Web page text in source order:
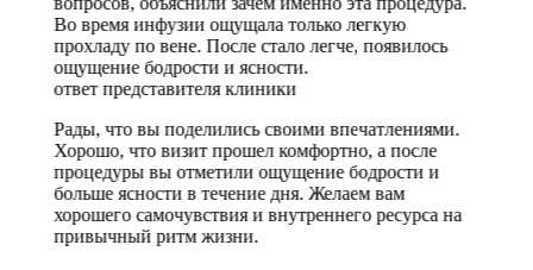
Во время инфузии ощущала только легкую
прохладу по вене. После стало легче, появилось
ощущение бодрости и ясности.
ответ представителя клиники
Рады, что вы поделились своими впечатлениями.
Хорошо, что визит прошел комфортно, а после
процедуры вы отметили ощущение бодрости и
больше ясности в течение дня. Желаем вам
хорошего самочувствия и внутреннего ресурса на
привычный ритм жизни.